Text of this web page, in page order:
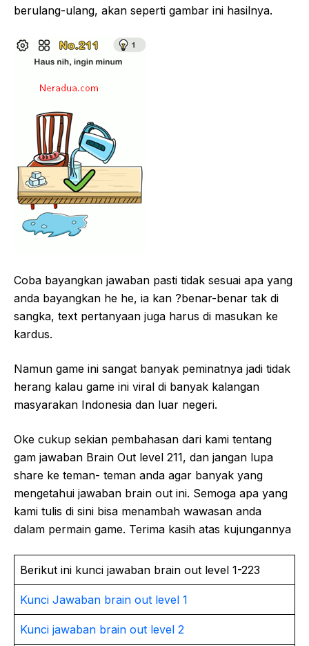
berulang-ulang, akan seperti gambar ini hasilnya.
Coba bayangkan jawaban pasti tidak sesuai apa yang
anda bayangkan he he, ia kan ?benar-benar tak di
sangka, text pertanyaan juga harus di masukan ke
kardus.
Namun game ini sangat banyak peminatnya jadi tidak
herang kalau game ini viral di banyak kalangan
masyarakan Indonesia dan luar negeri.
Oke cukup sekian pembahasan dari kami tentang
gam jawaban Brain Out level 211, dan jangan lupa
share ke teman- teman anda agar banyak yang
mengetahui jawaban brain out ini. Semoga apa yang
kami tulis di sini bisa menambah wawasan anda
dalam permain game. Terima kasih atas kujungannya
Berikut ini kunci jawaban brain out level 1-223
Kunci Jawaban brain out level 1
Kunci jawaban brain out level 2